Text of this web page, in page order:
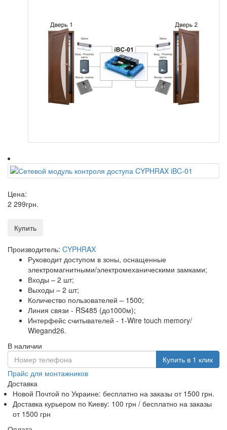
Цена:
2 299грн.
Купить
Производитель: CYPHRAX
Руководит доступом в зоны, оснащенные
электромагнитными/электромеханическими замками;
Входы – 2 шт;
Выходы – 2 шт;
Количество пользователей – 1500;
Линия связи - RS485 (до1000м);
Интерфейс считывателей - 1-Wire touch memory/
Wiegand26.
В наличии
Купить в 1 клик
Прайс для монтажников
Доставка
Новой Почтой по Украине: бесплатно на заказы от 1500 грн.
Доставка курьером по Киеву: 100 грн / бесплатно на заказы
от 1500 грн